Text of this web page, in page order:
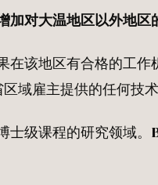
对大温地区以外地区
在该地区有合格的工
域雇主提供的任何技术
士级课程的研究领域